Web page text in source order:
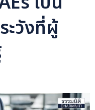
ะวังที่ผู้